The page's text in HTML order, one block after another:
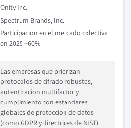
Onity Inc.
Spectrum Brands, Inc.
Participacion en el mercado colectiva
en 2025 ~60%
Las empresas que priorizan
protocolos de cifrado robustos,
autenticacion multifactor y
cumplimiento con estandares
globales de proteccion de datos
(como GDPR y directrices de NIST)